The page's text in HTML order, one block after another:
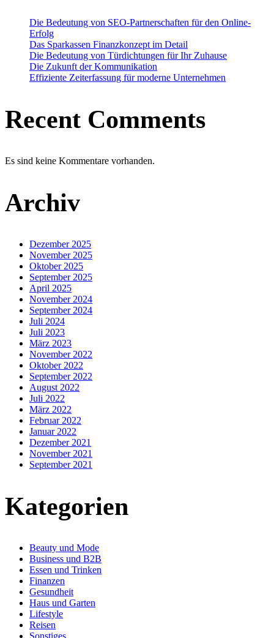
Die Bedeutung von SEO-Partnerschaften für den Online-
Erfolg
Das Sparkassen Finanzkonzept im Detail
Die Bedeutung von Türdichtungen für Ihr Zuhause
Die Zukunft der Kommunikation
Effiziente Zeiterfassung für moderne Unternehmen
Recent Comments
Es sind keine Kommentare vorhanden.
Archiv
Dezember 2025
November 2025
Oktober 2025
September 2025
April 2025
November 2024
September 2024
Juli 2024
Juli 2023
März 2023
November 2022
Oktober 2022
September 2022
August 2022
Juli 2022
März 2022
Februar 2022
Januar 2022
Dezember 2021
November 2021
September 2021
Kategorien
Beauty und Mode
Business und B2B
Essen und Trinken
Finanzen
Gesundheit
Haus und Garten
Lifestyle
Reisen
Sonstiges